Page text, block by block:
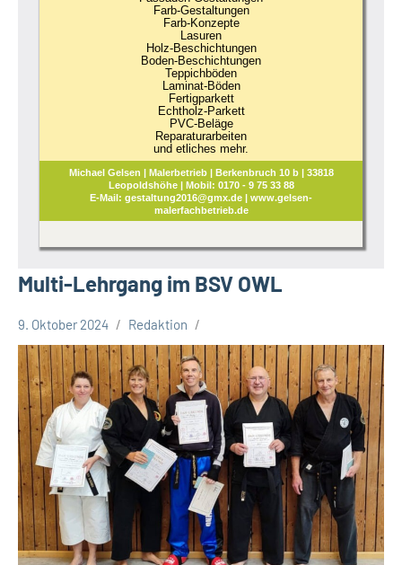
Farb-Gestaltungen
Farb-Konzepte
Lasuren
Holz-Beschichtungen
Boden-Beschichtungen
Teppichböden
Laminat-Böden
Fertigparkett
Echtholz-Parkett
PVC-Beläge
Reparaturarbeiten
und etliches mehr.
Michael Gelsen | Malerbetrieb | Berkenbruch 10 b | 33818
Leopoldshöhe | Mobil: 0170 - 9 75 33 88
E-Mail: gestaltung2016@gmx.de | www.gelsen-
malerfachbetrieb.de
Multi-Lehrgang im BSV OWL
Sport
9. Oktober 2024 Redaktion